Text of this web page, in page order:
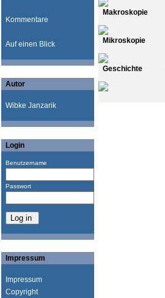
Kommentare
Auf einen Blick
Autor
Wibke Janzarik
Login
Benutzername
Passwort
Impressum
Impressum
Copyright
Makroskopie
Mikroskopie
Geschichte